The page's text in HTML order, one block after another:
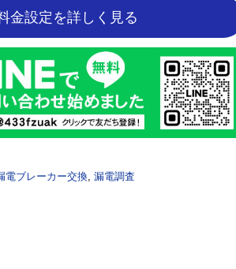
金設定を詳しく見る
電ブレーカー交換, 漏電調査